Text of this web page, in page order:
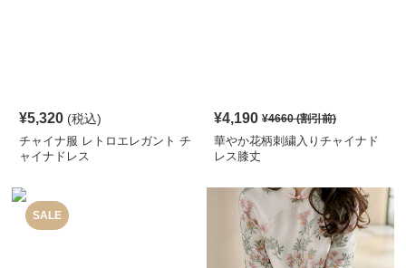
¥5,320 (税込)
チャイナ服 レトロエレガント チ
ャイナドレス
¥4,190 ¥4660(割引前)
華やか花柄刺繍入りチャイナド
レス膝丈
SALE